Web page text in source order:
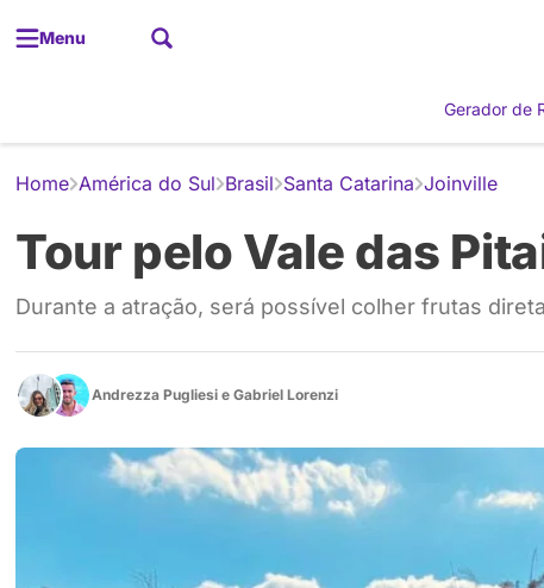
Menu
Gerador de
Home América do Sul Brasil Santa Catarina Joinville
Tour pelo Vale das
Durante a atração, será possível colher frutas
Andrezza Pugliesi e Gabriel Lorenzi